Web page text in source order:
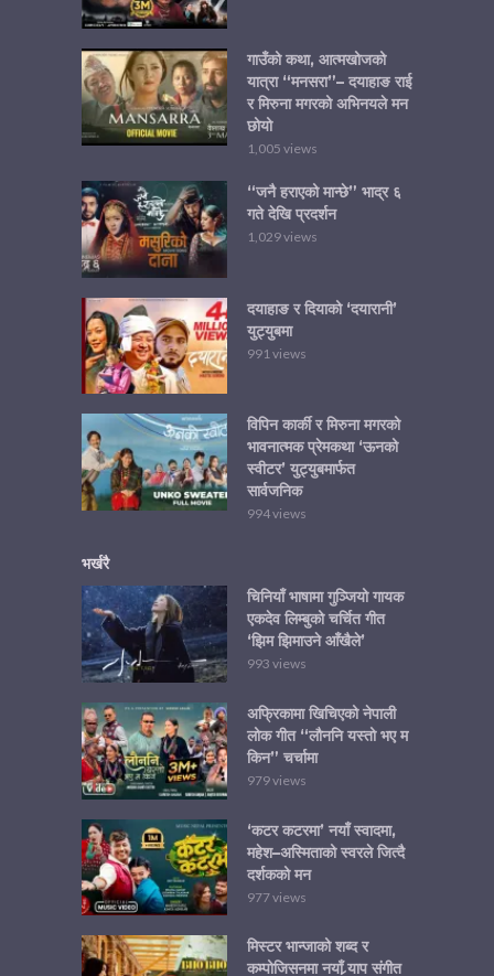
गाउँको कथा, आत्मखोजको
यात्रा “मनसरा”– दयाहाङ राई
र मिरुना मगरको अभिनयले मन
छोयो
1,005 views
“जनै हराएको मान्छे” भाद्र ६
गते देखि प्रदर्शन
1,029 views
दयाहाङ र दियाको ‘दयारानी’
युट्युबमा
991 views
विपिन कार्की र मिरुना मगरको
भावनात्मक प्रेमकथा ‘ऊनको
स्वीटर’ युट्युबमार्फत
सार्वजनिक
994 views
भर्खरै
चिनियाँ भाषामा गुञ्जियो गायक
एकदेव लिम्बुको चर्चित गीत
‘झिम झिमाउने आँखैले’
993 views
अफ्रिकामा खिचिएको नेपाली
लोक गीत “लौननि यस्तो भए म
किन” चर्चामा
979 views
‘कटर कटरमा’ नयाँ स्वादमा,
महेश–अस्मिताको स्वरले जित्दै
दर्शकको मन
977 views
मिस्टर भान्जाको शब्द र
कम्पोजिसनमा नयाँ र्‍याप संगीत